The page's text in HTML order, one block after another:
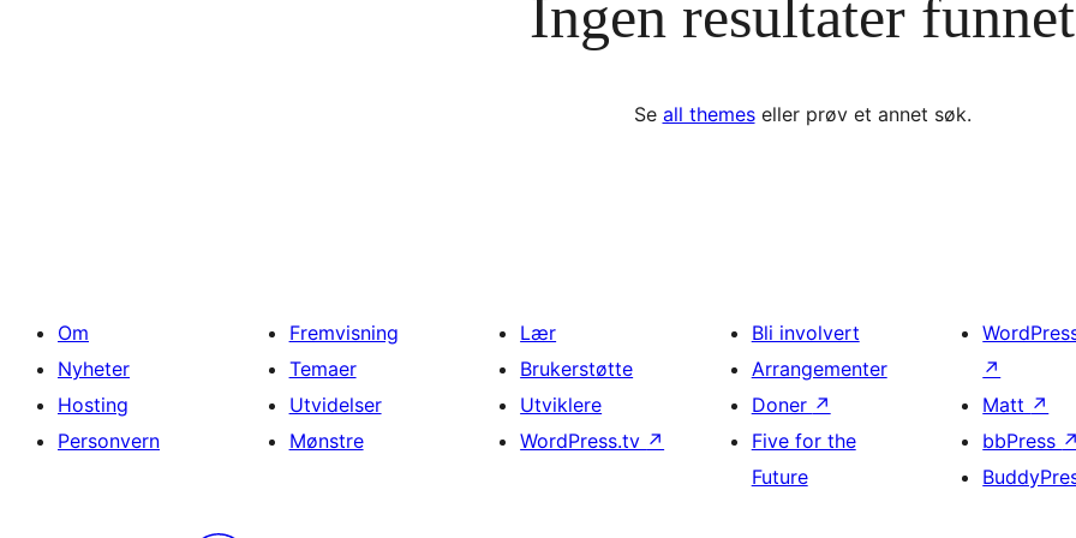
Ingen resultater funnet
Se all themeseller prøv et annet søk.
Om
Nyheter
Hosting
Personvern
Fremvisning
Temaer
Utvidelser
Mønstre
Lær
Brukerstøtte
Utviklere
WordPress.tv ↗
Bli involvert
Arrangementer
Doner ↗
Five for the
Future
↗
Matt ↗
bbPress ↗